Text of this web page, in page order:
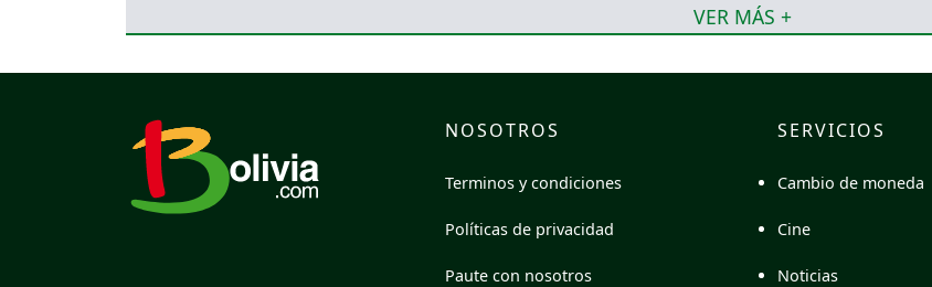
VER MÁS +
NOSOTROS
Terminos y condiciones
Políticas de privacidad
Paute con nosotros
SERVICIOS
Cambio de moneda
Cine
Noticias